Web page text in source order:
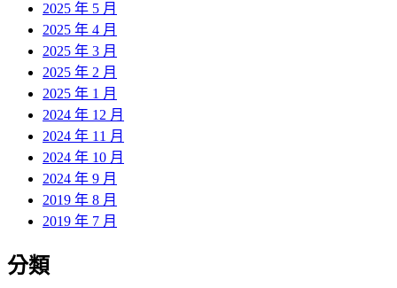
2025 年 5 月
2025 年 4 月
2025 年 3 月
2025 年 2 月
2025 年 1 月
2024 年 12 月
2024 年 11 月
2024 年 10 月
2024 年 9 月
2019 年 8 月
2019 年 7 月
分類